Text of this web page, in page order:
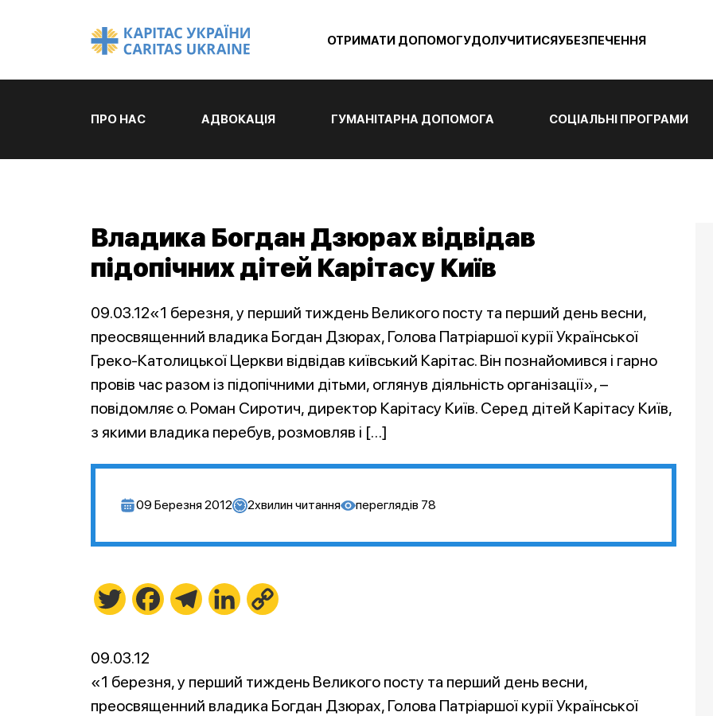
ОТРИМАТИ ДОПОМОГУДОЛУЧИТИСЯУБЕЗПЕЧЕННЯ
ПРО НАС АДВОКАЦІЯ ГУМАНІТАРНА ДОПОМОГА СОЦІАЛЬНІ ПРОГРАМИ
Владика Богдан Дзюрах відвідав
підопічних дітей Карітасу Київ
09.03.12«1 березня, у перший тиждень Великого посту та перший день весни,
преосвященний владика Богдан Дзюрах, Голова Патріаршої курії Української
Греко-Католицької Церкви відвідав київський Карітас. Він познайомився і гарно
провів час разом із підопічними дітьми, оглянув діяльність організації», –
повідомляє о. Роман Сиротич, директор Карітасу Київ. Серед дітей Карітасу Київ,
з якими владика перебув, розмовляв і […]
09 Березня 2012 2хвилин читання переглядів 78
Twitter FacebookTelegramLinkedIn
09.03.12
«1 березня, у перший тиждень Великого посту та перший день весни,
преосвященний владика Богдан Дзюрах, Голова Патріаршої курії Української